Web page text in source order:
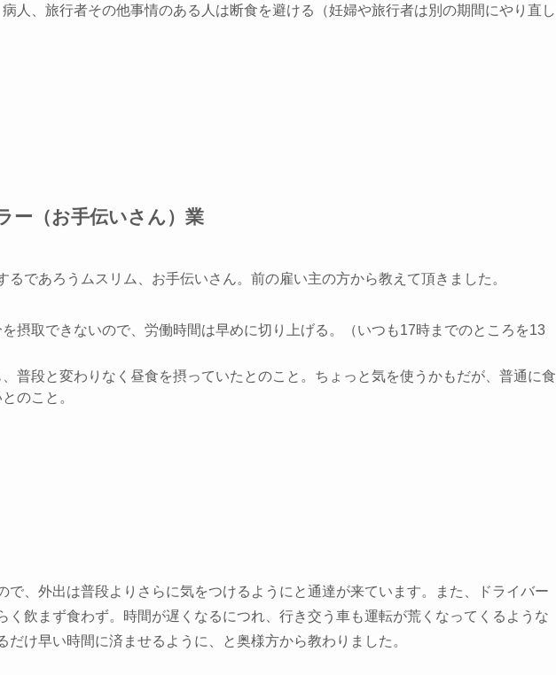
人、旅行者その他事情のある人は断食を避ける（妊婦や旅行者は別の期間にやり直し
ー（お手伝いさん）業
るであろうムスリム、お手伝いさん。前の雇い主の方から教えて頂きました。
摂取できないので、労働時間は早めに切り上げる。（いつも17時までのところを13
普段と変わりなく昼食を摂っていたとのこと。ちょっと気を使うかもだが、普通に食
のこと。
で、外出は普段よりさらに気をつけるようにと通達が来ています。また、ドライバー
く飲まず食わず。時間が遅くなるにつれ、行き交う車も運転が荒くなってくるような
だけ早い時間に済ませるように、と奥様方から教わりました。